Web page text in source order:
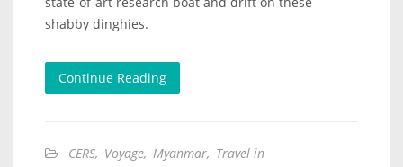
shabby dinghies.
Continue Reading
CERS, Voyage, Myanmar, Travel in